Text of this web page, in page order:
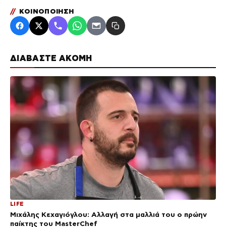
ΔΙΑΒΑΣΤΕ ΑΚΟΜΗ
LIFE
Μιχάλης Κεχαγιόγλου: Αλλαγή στα μαλλιά του ο πρώην
παίκτης του MasterChef
// ΚΟΙΝΟΠΟΙΗΣΗ